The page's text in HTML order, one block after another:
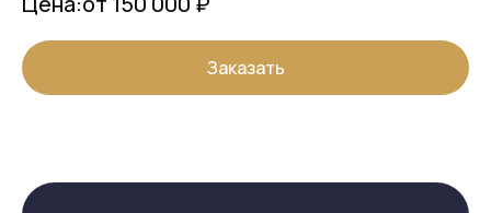
Заказать